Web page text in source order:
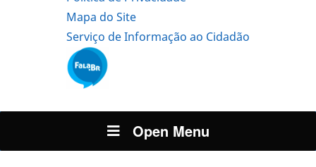
Mapa do Site
Serviço de Informação ao Cidadão
Open Menu